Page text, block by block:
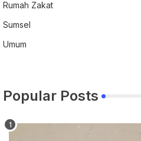
Rumah Zakat
Sumsel
Umum
Popular Posts